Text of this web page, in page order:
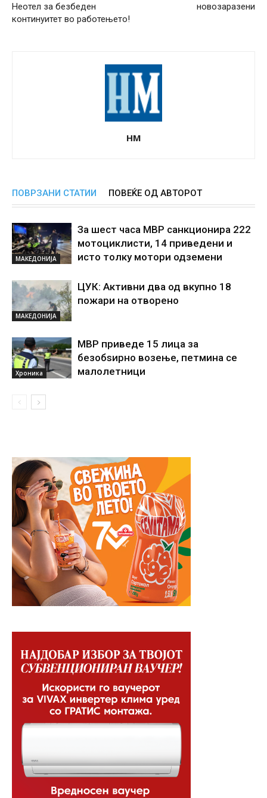
Неотел за безбеден
континуитет во работењето!
новозаразени
НМ
ПОВРЗАНИ СТАТИИ ПОВЕЌЕ ОД АВТОРОТ
МАКЕДОНИЈА
За шест часа МВР санкционира 222
мотоциклисти, 14 приведени и
исто толку мотори одземени
МАКЕДОНИЈА
ЦУК: Активни два од вкупно 18
пожари на отворено
Хроника
МВР приведе 15 лица за
безобѕирно возење, петмина се
малолетници